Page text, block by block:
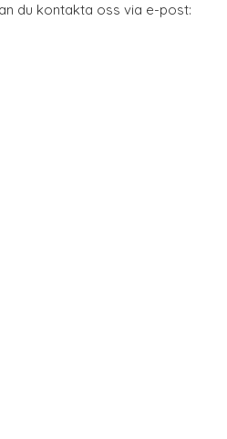
du kontakta oss via e-post: